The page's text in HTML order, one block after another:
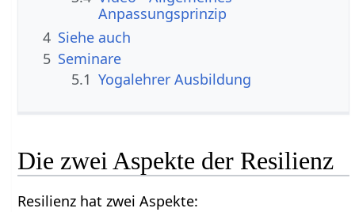
Anpassungsprinzip
4 Siehe auch
5 Seminare
5.1 Yogalehrer Ausbildung
Die zwei Aspekte der Resilienz
Resilienz hat zwei Aspekte: